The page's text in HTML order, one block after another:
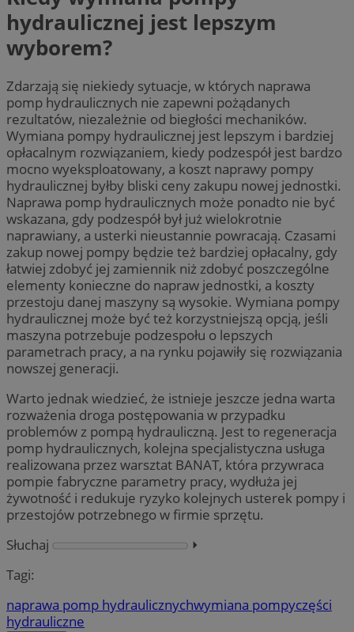
hydraulicznej jest lepszym
wyborem?
Zdarzają się niekiedy sytuacje, w których naprawa
pomp hydraulicznych nie zapewni pożądanych
rezultatów, niezależnie od biegłości mechaników.
Wymiana pompy hydraulicznej jest lepszym i bardziej
opłacalnym rozwiązaniem, kiedy podzespół jest bardzo
mocno wyeksploatowany, a koszt naprawy pompy
hydraulicznej byłby bliski ceny zakupu nowej jednostki.
Naprawa pomp hydraulicznych może ponadto nie być
wskazana, gdy podzespół był już wielokrotnie
naprawiany, a usterki nieustannie powracają. Czasami
zakup nowej pompy będzie też bardziej opłacalny, gdy
łatwiej zdobyć jej zamiennik niż zdobyć poszczególne
elementy konieczne do napraw jednostki, a koszty
przestoju danej maszyny są wysokie. Wymiana pompy
hydraulicznej może być też korzystniejszą opcją, jeśli
maszyna potrzebuje podzespołu o lepszych
parametrach pracy, a na rynku pojawiły się rozwiązania
nowszej generacji.
Warto jednak wiedzieć, że istnieje jeszcze jedna warta
rozważenia droga postępowania w przypadku
problemów z pompą hydrauliczną. Jest to regeneracja
pomp hydraulicznych, kolejna specjalistyczna usługa
realizowana przez warsztat BANAT, która przywraca
pompie fabryczne parametry pracy, wydłuża jej
żywotność i redukuje ryzyko kolejnych usterek pompy i
przestojów potrzebnego w firmie sprzętu.
Słuchaj
⏵︎
Tagi:
naprawa pomp hydraulicznychwymiana pompyczęści
hydrauliczne